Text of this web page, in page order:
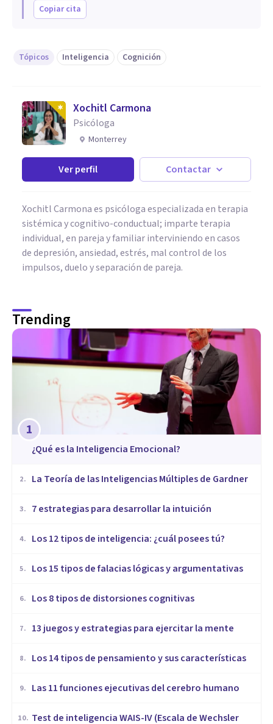
Copiar cita
Tópicos Inteligencia Cognición
Xochitl Carmona
Psicóloga
Monterrey
Ver perfil Contactar
Xochitl Carmona es psicóloga especializada en terapia
sistémica y cognitivo-conductual; imparte terapia
individual, en pareja y familiar interviniendo en casos
de depresión, ansiedad, estrés, mal control de los
impulsos, duelo y separación de pareja.
Trending
1
¿Qué es la Inteligencia Emocional?
2. La Teoría de las Inteligencias Múltiples de Gardner
3. 7 estrategias para desarrollar la intuición
4. Los 12 tipos de inteligencia: ¿cuál posees tú?
5. Los 15 tipos de falacias lógicas y argumentativas
6. Los 8 tipos de distorsiones cognitivas
7. 13 juegos y estrategias para ejercitar la mente
8. Los 14 tipos de pensamiento y sus características
9. Las 11 funciones ejecutivas del cerebro humano
10. Test de inteligencia WAIS-IV (Escala de Wechsler